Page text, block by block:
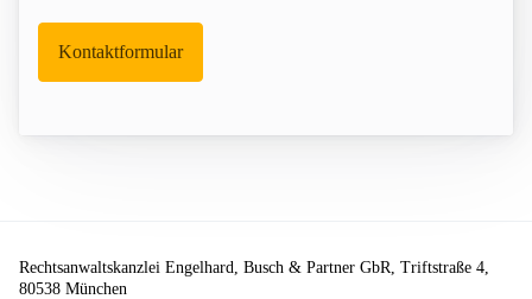
Kontaktformular
Rechtsanwaltskanzlei Engelhard, Busch & Partner GbR, Triftstraße 4,
80538 München